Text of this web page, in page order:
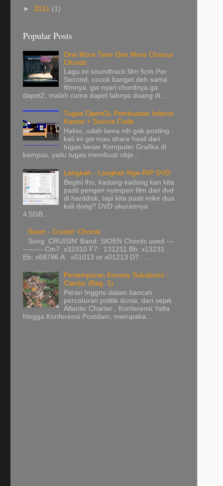
► 2011 (1)
Popular Posts
One More Time One More Chance
Chords
Lagu ini soundtrack film 5cm Per
Second, cocok banget deh sama
filmnya. gw nyari chordnya ga
dapet2, malah cuma dapet tabnya doang di...
Tugas OpenGL Pembuatan Interior
Kamar + Source Code
Haloo, udah lama nih gak posting..
kali ini gw mau share hasil dari
tugas besar Komputer Grafika di
kampus, yaitu tugas membuat obje...
Langkah - Langkah Nge-RIP DVD
Begini lho, kadang-kadang kan kita
pasti pengen nyimpen film dari dvd
di harddisk, tapi kita pasti mikir dua
kali dong? DVD ukurannya
4.5GB...
Sioen - Cruisin' Chords
Song: CRUISIN' Band: SIOEN Chords used ---
-------- Cm7: x32310 F7: 131211 Bb: x13231
Eb: x68786 A: x01013 or x01213 D7: ...
Pertempuran Konvoy Sukabumi -
Cianjur (Bag. 1)
Peran Inggris dalam kancah
percaturan politik dunia, dari sejak
Atlantic Charter , Konferensi Yalta
hingga Konferensi Postdam, merupaka...